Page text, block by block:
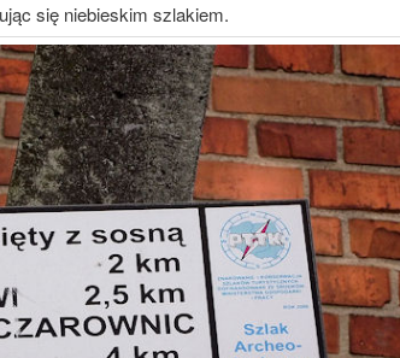
się niebieskim szlakiem.